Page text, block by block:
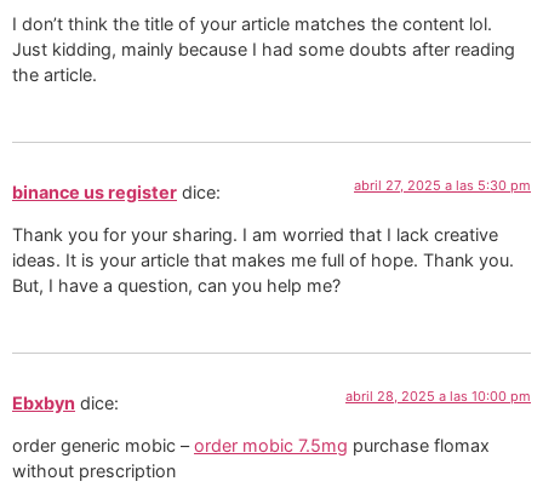
I don’t think the title of your article matches the content lol.
Just kidding, mainly because I had some doubts after reading
the article.
binance us register dice: abril 27, 2025 a las 5:30 pm
Thank you for your sharing. I am worried that I lack creative
ideas. It is your article that makes me full of hope. Thank you.
But, I have a question, can you help me?
Ebxbyn dice: abril 28, 2025 a las 10:00 pm
order generic mobic –order mobic 7.5mg purchase flomax
without prescription